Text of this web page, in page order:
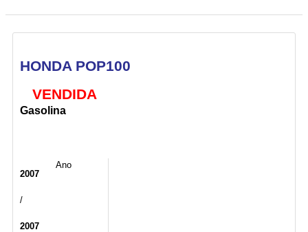
HONDA POP100
VENDIDA
Gasolina
Ano
2007
/
2007